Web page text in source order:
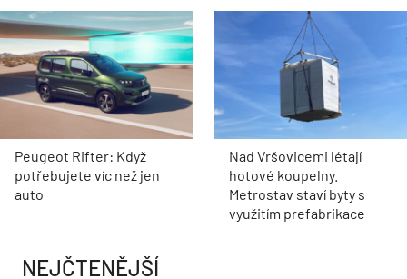
Peugeot Rifter: Když
potřebujete víc než jen
auto
Nad Vršovicemi létají
hotové koupelny.
Metrostav staví byty s
využitím prefabrikace
NEJČTENĚJŠÍ